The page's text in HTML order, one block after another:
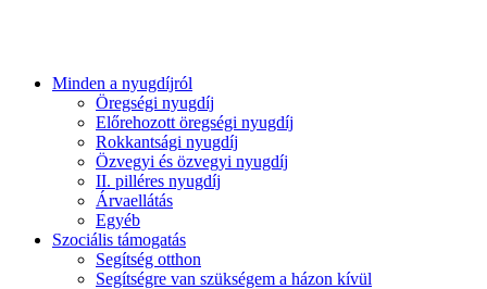
Minden a nyugdíjról
Öregségi nyugdíj
Előrehozott öregségi nyugdíj
Rokkantsági nyugdíj
Özvegyi és özvegyi nyugdíj
II. pilléres nyugdíj
Árvaellátás
Egyéb
Szociális támogatás
Segítség otthon
Segítségre van szükségem a házon kívül